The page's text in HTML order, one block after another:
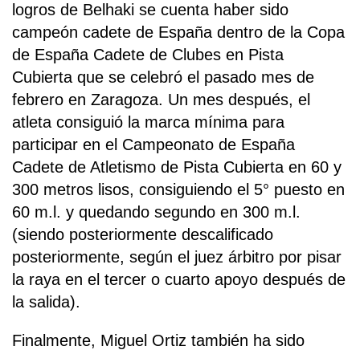
logros de Belhaki se cuenta haber sido
campeón cadete de España dentro de la Copa
de España Cadete de Clubes en Pista
Cubierta que se celebró el pasado mes de
febrero en Zaragoza. Un mes después, el
atleta consiguió la marca mínima para
participar en el Campeonato de España
Cadete de Atletismo de Pista Cubierta en 60 y
300 metros lisos, consiguiendo el 5° puesto en
60 m.l. y quedando segundo en 300 m.l.
(siendo posteriormente descalificado
posteriormente, según el juez árbitro por pisar
la raya en el tercer o cuarto apoyo después de
la salida).
Finalmente, Miguel Ortiz también ha sido